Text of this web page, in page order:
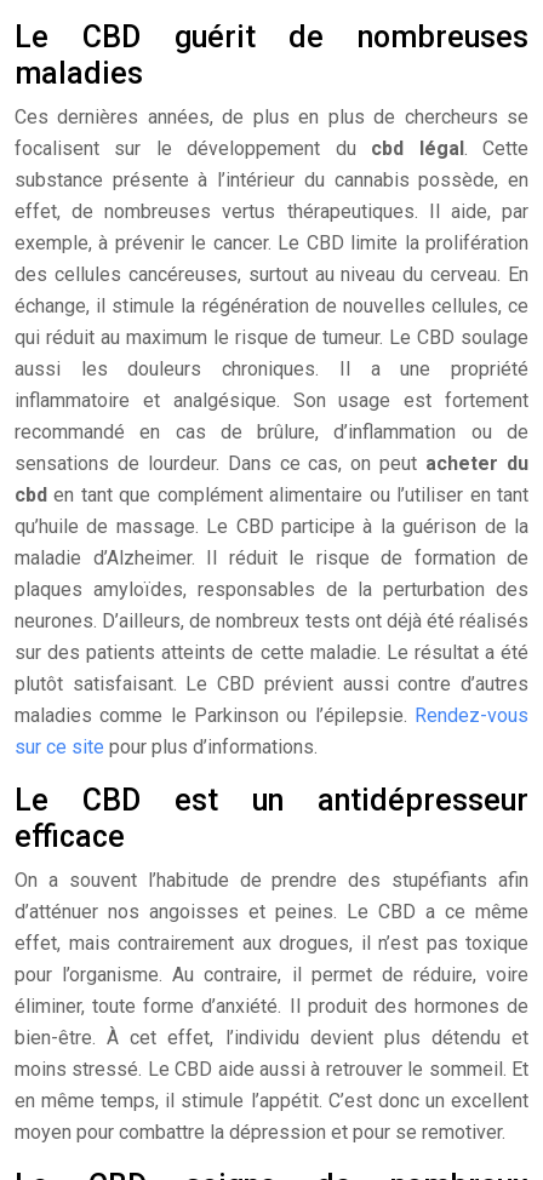
Le CBD guérit de nombreuses
maladies
Ces dernières années, de plus en plus de chercheurs se
focalisent sur le développement du cbd légal. Cette
substance présente à l’intérieur du cannabis possède, en
effet, de nombreuses vertus thérapeutiques. Il aide, par
exemple, à prévenir le cancer. Le CBD limite la prolifération
des cellules cancéreuses, surtout au niveau du cerveau. En
échange, il stimule la régénération de nouvelles cellules, ce
qui réduit au maximum le risque de tumeur. Le CBD soulage
aussi les douleurs chroniques. Il a une propriété
inflammatoire et analgésique. Son usage est fortement
recommandé en cas de brûlure, d’inflammation ou de
sensations de lourdeur. Dans ce cas, on peut acheter du
cbd en tant que complément alimentaire ou l’utiliser en tant
qu’huile de massage. Le CBD participe à la guérison de la
maladie d’Alzheimer. Il réduit le risque de formation de
plaques amyloïdes, responsables de la perturbation des
neurones. D’ailleurs, de nombreux tests ont déjà été réalisés
sur des patients atteints de cette maladie. Le résultat a été
plutôt satisfaisant. Le CBD prévient aussi contre d’autres
maladies comme le Parkinson ou l’épilepsie. Rendez-vous
sur ce site pour plus d’informations.
Le CBD est un antidépresseur
efficace
On a souvent l’habitude de prendre des stupéfiants afin
d’atténuer nos angoisses et peines. Le CBD a ce même
effet, mais contrairement aux drogues, il n’est pas toxique
pour l’organisme. Au contraire, il permet de réduire, voire
éliminer, toute forme d’anxiété. Il produit des hormones de
bien-être. À cet effet, l’individu devient plus détendu et
moins stressé. Le CBD aide aussi à retrouver le sommeil. Et
en même temps, il stimule l’appétit. C’est donc un excellent
moyen pour combattre la dépression et pour se remotiver.